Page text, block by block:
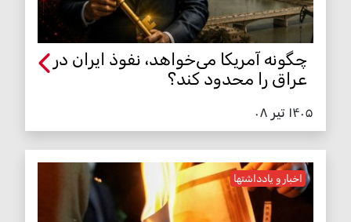
چگونه آمریکا می‌خواهد، نفوذ ایران در
عراق را محدود کند؟
۱۴۰۵ تیر ۰۸
اخبار و یادداشتها